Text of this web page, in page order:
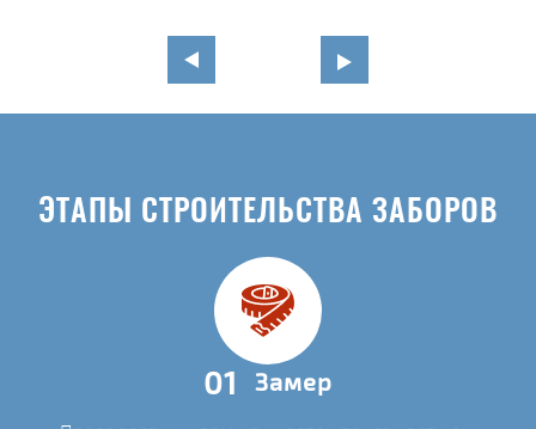
ЭТАПЫ СТРОИТЕЛЬСТВА ЗАБОРОВ
01 Замер